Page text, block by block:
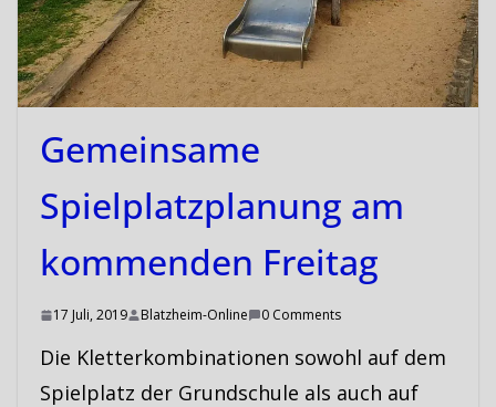
Gemeinsame
Spielplatzplanung am
kommenden Freitag
17 Juli, 2019 Blatzheim-Online 0 Comments
Die Kletterkombinationen sowohl auf dem
Spielplatz der Grundschule als auch auf